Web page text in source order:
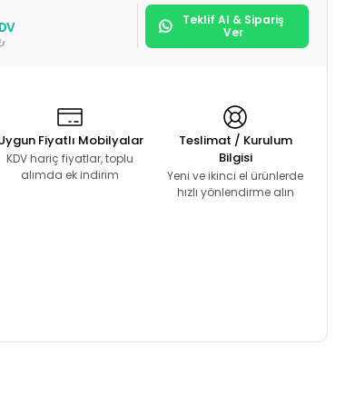
Teklif Al & Sipariş
Ver
Fiyatlı Mobilyalar
KDV hariç fiyatlar, toplu
alımda ek indirim
Teslimat / Kurulum
Bilgisi
Yeni ve ikinci el ürünlerde
hızlı yönlendirme alın